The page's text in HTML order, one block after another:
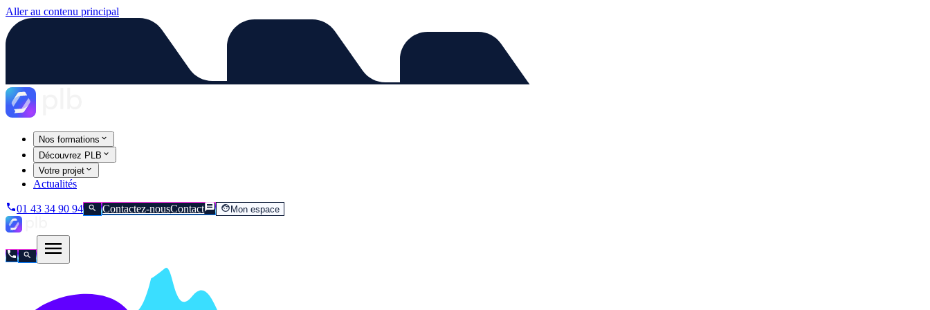
Aller au contenu principal
Nos formations
Découvrez PLB
Votre projet
Actualités
01 43 34 90 94 Contactez-nousContact Mon espace